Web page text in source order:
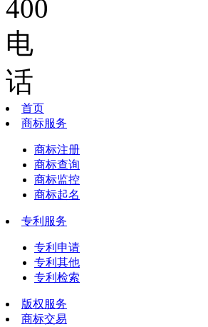
首页
商标服务
商标注册
商标查询
商标监控
商标起名
专利服务
专利申请
专利其他
专利检索
版权服务
商标交易